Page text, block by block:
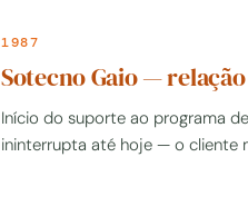
1987
Sotecno Gaio —
Início do suporte ao programa
ininterrupta até hoje — o cliente